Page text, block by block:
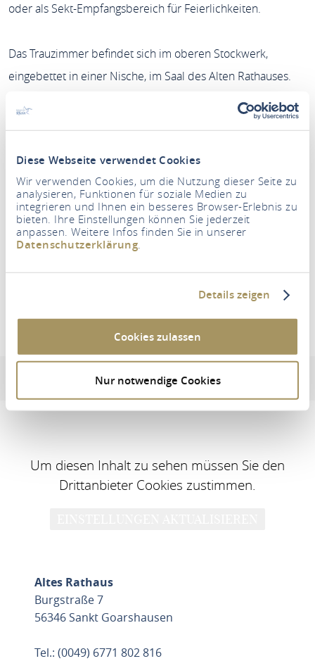
Diese Webseite verwendet Cookies
Wir verwenden Cookies, um die Nutzung dieser Seite zu
analysieren, Funktionen für soziale Medien zu
integrieren und Ihnen ein besseres Browser-Erlebnis zu
bieten. Ihre Einstellungen können Sie jederzeit
anpassen. Weitere Infos finden Sie in unserer
Datenschutzerklärung
Details zeigen
Cookies zulassen
Nur notwendige Cookies
oder als Sekt-Empfangsbereich für Feierlichkeiten.
Das Trauzimmer befindet sich im oberen Stockwerk,
eingebettet in einer Nische, im Saal des Alten Rathauses.
Der Saal fasst ca. 40 Personen und ist mit genügend Tischen
und Stühlen bestückt. Die angrenzende Küche verfügt über
Das Alte Rathaus wird von der Bürgerinitiative Altstadt
betreut.
Anfragen für Buchungen oder ähnliches über die
Stadtverwaltung St. Goarshausen, Telefon 06771 - 802 816.
Altes Rathaus St. Goarshausen
Adresse & Kontaktinformation
Um diesen Inhalt zu sehen müssen Sie den
Drittanbieter Cookies zustimmen.
Altes Rathaus
Burgstraße 7
56346 Sankt Goarshausen
Tel.: (0049) 6771 802 816